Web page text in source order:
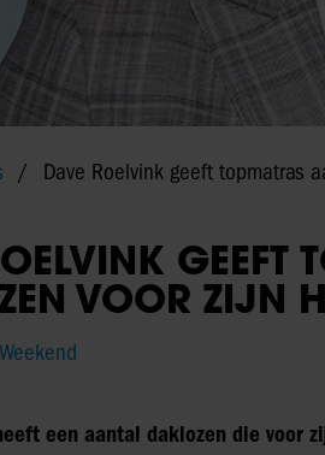
Dave Roelvink geeft topmatras
GEEFT
VOOR ZIJN
een aantal daklozen die voor